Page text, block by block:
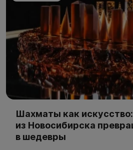
Шахматы как
из Новосибирска
в шедевры